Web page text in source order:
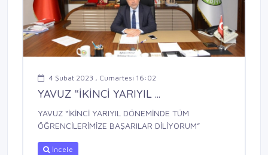
4 Şubat 2023 , Cumartesi 16:02
YAVUZ “İKİNCİ YARIYIL ...
YAVUZ “İKİNCİ YARIYIL DÖNEMİNDE TÜM
ÖĞRENCİLERİMİZE BAŞARILAR DİLİYORUM”
İncele